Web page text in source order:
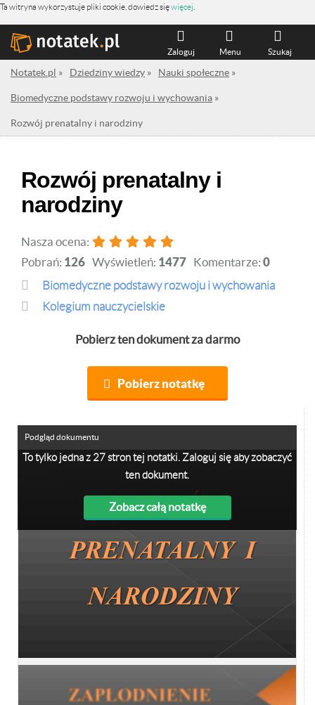
Ta witryna wykorzystuje pliki cookie, dowiedz sięwięcej
Szukaj
Menu
Zaloguj
Notatek.pl » Dziedziny wiedzy » Nauki społeczne »
Biomedyczne podstawy rozwoju i wychowania »
Rozwój prenatalny i narodziny
Rozwój prenatalny i
narodziny
Nasza ocena:
Pobrań: 126 Wyświetleń: 1477 Komentarze: 0
Biomedyczne podstawy rozwoju i wychowania
Kolegium nauczycielskie
Pobierz ten dokument za darmo
Pobierz notatkę
To tylko jedna z 27 stron tej notatki. Zaloguj się aby zobaczyć
ten dokument.
Zobacz całą notatkę
Podgląd dokumentu